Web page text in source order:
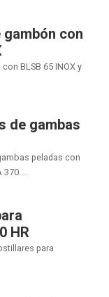
con
BLSB 65 INOX y
de gambas
peladas con
370....
HR
para